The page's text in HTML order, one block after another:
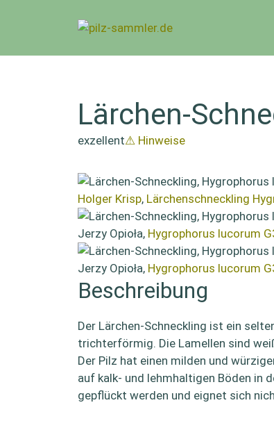
Lärchen-
exzellent⚠ Hinweise
Holger Krisp, Lärchenschneckling
Jerzy Opioła, Hygrophorus lucorum
Jerzy Opioła, Hygrophorus lucorum
Beschreibung
Der Lärchen-Schneckling ist ein
trichterförmig. Die Lamellen sind
Der Pilz hat einen milden und
auf kalk- und lehmhaltigen Böden in
gepflückt werden und eignet sich